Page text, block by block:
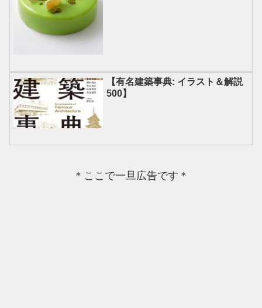
【有名建築事典: イラスト＆解説
500】
＊ここで一旦広告です＊